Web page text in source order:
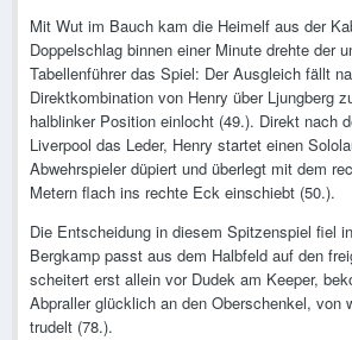
Mit Wut im Bauch kam die Heimelf aus der
Doppelschlag binnen einer Minute drehte der
Tabellenführer das Spiel: Der Ausgleich fällt
Direktkombination von Henry über Ljungberg
halblinker Position einlocht (49.). Direkt nach
Liverpool das Leder, Henry startet einen
Abwehrspieler düpiert und überlegt mit dem
Metern flach ins rechte Eck einschiebt (50.).
Die Entscheidung in diesem Spitzenspiel fiel
Bergkamp passt aus dem Halbfeld auf den
scheitert erst allein vor Dudek am Keeper,
Abpraller glücklich an den Oberschenkel, von
trudelt (78.).